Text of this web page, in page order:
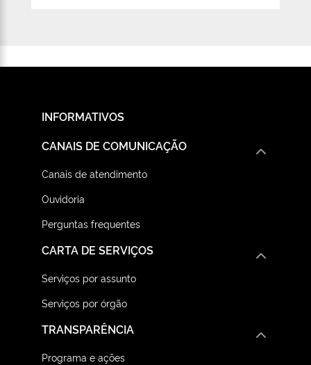
INFORMATIVOS
CANAIS DE COMUNICAÇÃO
Canais de atendimento
Ouvidoria
Perguntas frequentes
CARTA DE SERVIÇOS
Serviços por assunto
Serviços por órgão
TRANSPARÊNCIA
Programa e ações